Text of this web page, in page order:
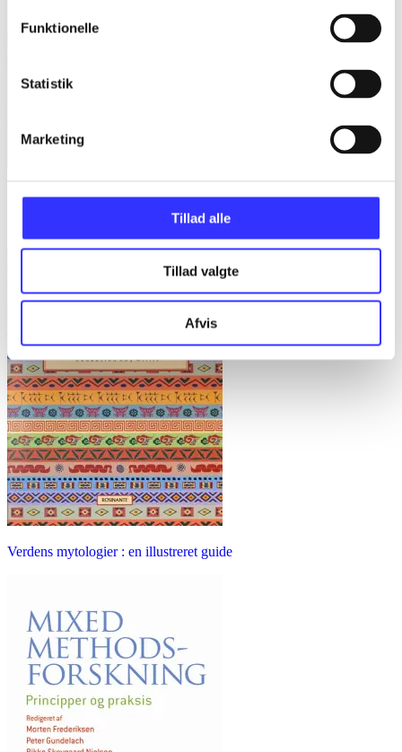
Funktionelle
Statistik
Marketing
Tillad alle
Tillad valgte
Afvis
Gulerødder, græs eller granit : danske parcelhushaver 1950-2008
Verdens mytologier : en illustreret guide